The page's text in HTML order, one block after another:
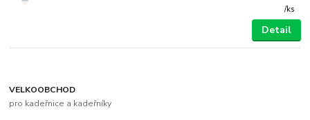
/ks
Detail
VELKOOBCHOD
pro kadeřnice a kadeřníky